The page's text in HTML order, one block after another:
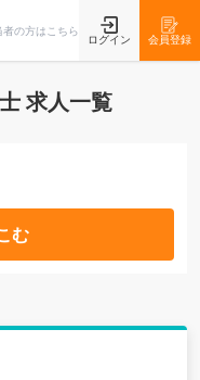
者の方はこちら
ログイン 会員登録
求人一覧
む